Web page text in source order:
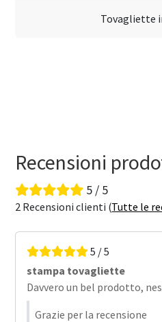
Tovagliette
Recensioni
5 / 5
2 Recensioni clienti (Tutte le
5 / 5
stampa tovagliette
Davvero un bel prodotto,
Grazie per la recensione